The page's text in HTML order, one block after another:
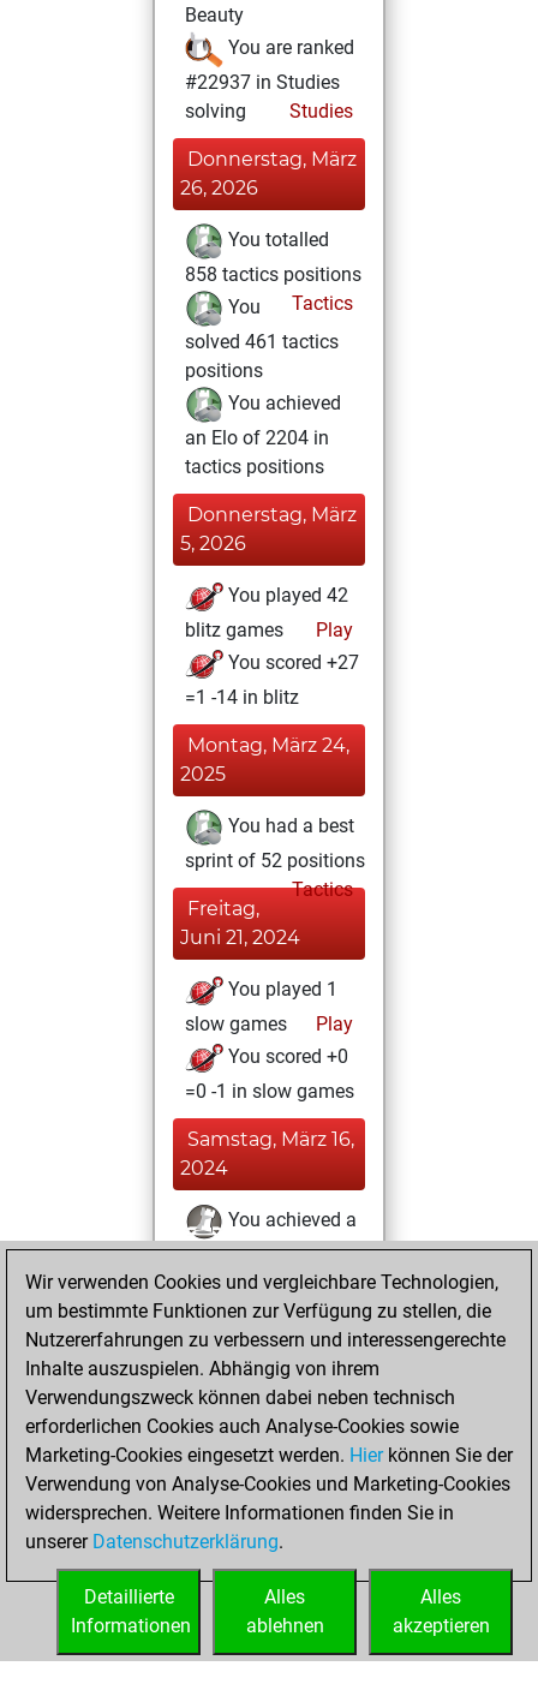
Beauty
You are ranked
#22937 in Studies
solving
Studies
Donnerstag, März
26, 2026
You totalled
858 tactics positions
Tactics
You
solved 461 tactics
positions
You achieved
an Elo of 2204 in
tactics positions
Donnerstag, März
5, 2026
You played 42
blitz games
Play
You scored +27
=1 -14 in blitz
Montag, März 24,
2025
You had a best
sprint of 52 positions
Tactics
Freitag,
Juni 21, 2024
You played 1
slow games
Play
You scored +0
=0 -1 in slow games
Samstag, März 16,
2024
You achieved a
BeautyScore of 1
Fritz
You
achieved a new Elo
of 1589
You created
your Fritz account
Samstag, Juni 24,
2023
You created
your Studies account
Studies
Wir verwenden Cookies und vergleichbare Technologien,
um bestimmte Funktionen zur Verfügung zu stellen, die
Nutzererfahrungen zu verbessern und interessengerechte
Inhalte auszuspielen. Abhängig von ihrem
Verwendungszweck können dabei neben technisch
erforderlichen Cookies auch Analyse-Cookies sowie
Marketing-Cookies eingesetzt werden. Hierkönnen Sie der
Verwendung von Analyse-Cookies und Marketing-Cookies
widersprechen. Weitere Informationen finden Sie in
unserer Datenschutzerklärung.
Alles
akzeptieren
Alles
ablehnen
Detaillierte
Informationen